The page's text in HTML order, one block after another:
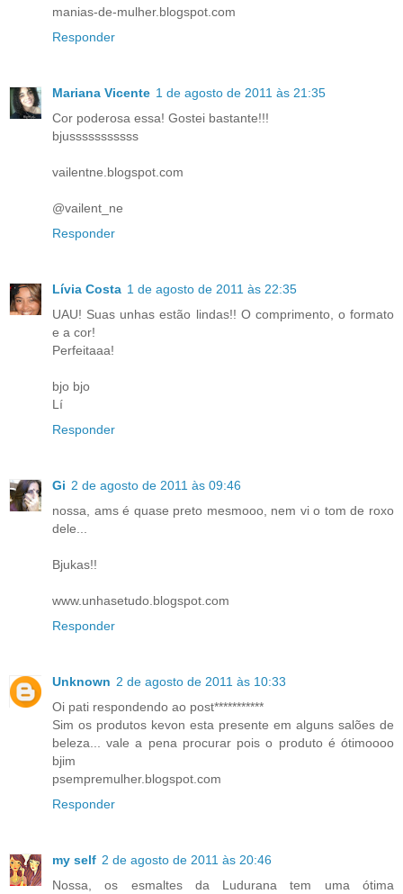
manias-de-mulher.blogspot.com
Responder
Mariana Vicente 1 de agosto de 2011 às 21:35
Cor poderosa essa! Gostei bastante!!!
bjusssssssssss
vailentne.blogspot.com
@vailent_ne
Responder
Lívia Costa 1 de agosto de 2011 às 22:35
UAU! Suas unhas estão lindas!! O comprimento, o formato
e a cor!
Perfeitaaa!
bjo bjo
Lí
Responder
Gi 2 de agosto de 2011 às 09:46
nossa, ams é quase preto mesmooo, nem vi o tom de roxo
dele...
Bjukas!!
www.unhasetudo.blogspot.com
Responder
Unknown 2 de agosto de 2011 às 10:33
Oi pati respondendo ao post***********
Sim os produtos kevon esta presente em alguns salões de
beleza... vale a pena procurar pois o produto é ótimoooo
bjim
psempremulher.blogspot.com
Responder
my self 2 de agosto de 2011 às 20:46
Nossa, os esmaltes da Ludurana tem uma ótima